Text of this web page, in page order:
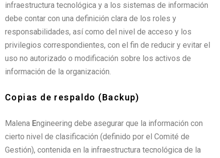
infraestructura tecnológica y a los sistemas de información
debe contar con una definición clara de los roles y
responsabilidades, así como del nivel de acceso y los
privilegios correspondientes, con el fin de reducir y evitar el
uso no autorizado o modificación sobre los activos de
información de la organización.
Copias de respaldo (Backup)
Malena Engineering debe asegurar que la información con
cierto nivel de clasificación (definido por el Comité de
Gestión), contenida en la infraestructura tecnológica de la